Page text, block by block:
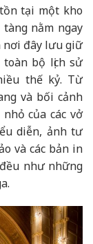
tại một kho
nằm ngay
nơi đây lưu giữ
bộ lịch sử
thế kỷ. Từ
và bối cảnh
của các vở
diễn, ảnh tư
và các bản in
như những